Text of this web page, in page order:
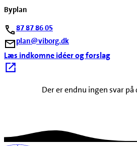
Byplan
87 87 86 05
plan@viborg.dk
Læs indkomne idéer og forslag
Der er endnu ingen svar